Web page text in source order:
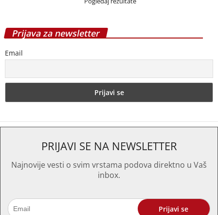
Prijava za newsletter
Email
PRIJAVI SE NA NEWSLETTER
Najnovije vesti o svim vrstama podova direktno u Vaš
inbox.